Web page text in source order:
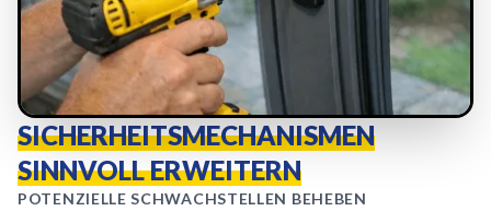
SICHERHEITSMECHANISMEN
SINNVOLL ERWEITERN
POTENZIELLE SCHWACHSTELLEN BEHEBEN